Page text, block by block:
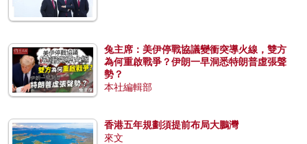
兔主席：美伊停戰協議變衝突導火線，雙方
為何重啟戰爭？伊朗一早洞悉特朗普虛張聲
勢？
本社編輯部
香港五年規劃須提前布局大鵬灣
來文